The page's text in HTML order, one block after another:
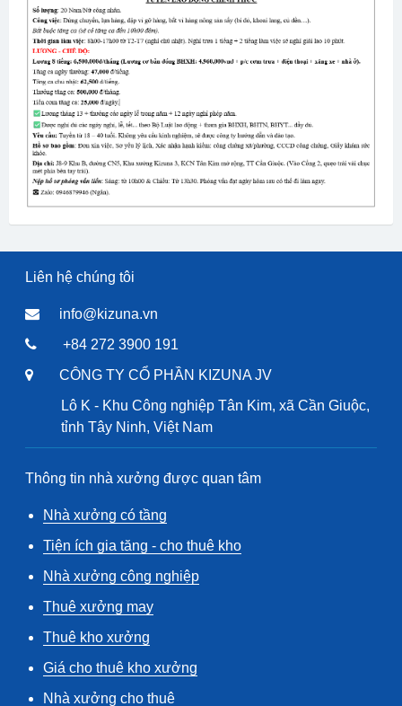
Liên hệ chúng tôi
info@kizuna.vn
+84 272 3900 191
CÔNG TY CỔ PHẦN KIZUNA JV
Lô K - Khu Công nghiệp Tân Kim, xã Cần Giuộc,
tỉnh Tây Ninh, Việt Nam
Thông tin nhà xưởng được quan tâm
Nhà xưởng có tầng
Tiện ích gia tăng - cho thuê kho
Nhà xưởng công nghiệp
Thuê xưởng may
Thuê kho xưởng
Giá cho thuê kho xưởng
Nhà xưởng cho thuê